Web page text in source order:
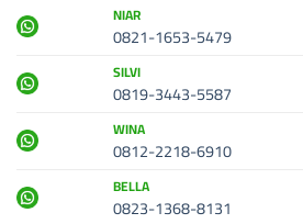
NIAR
0821-1653-5479
SILVI
0819-3443-5587
WINA
0812-2218-6910
BELLA
0823-1368-8131